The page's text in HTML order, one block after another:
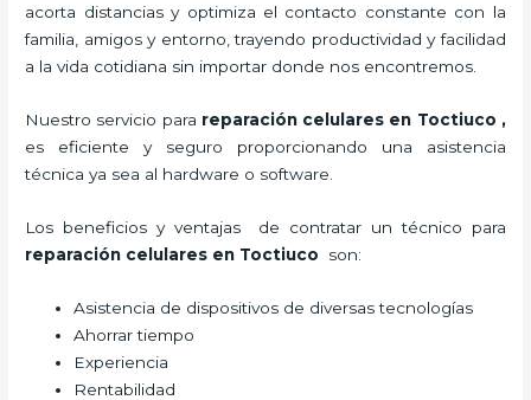
acorta distancias y optimiza el contacto constante con la
familia, amigos y entorno, trayendo productividad y facilidad
a la vida cotidiana sin importar donde nos encontremos.
Nuestro servicio para reparación celulares en Toctiuco ,
es eficiente y seguro proporcionando una asistencia
técnica ya sea al hardware o software.
Los beneficios y ventajas de contratar un técnico para
reparación celulares en Toctiuco son:
Asistencia de dispositivos de diversas tecnologías
Ahorrar tiempo
Experiencia
Rentabilidad